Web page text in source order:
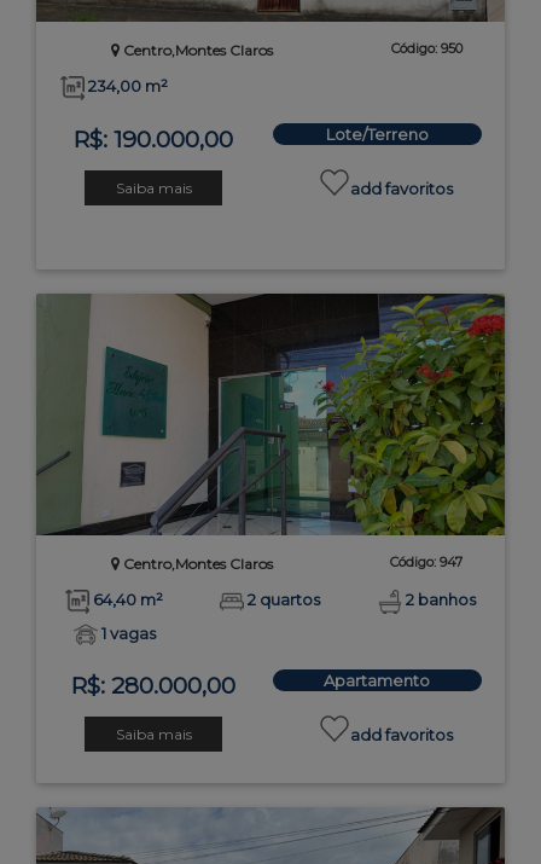
Centro,Montes Claros Código: 950
234,00 m²
R$: 190.000,00 Lote/Terreno
Saiba mais add favoritos
Centro,Montes Claros Código: 947
64,40 m² 2 quartos
2 banhos
1 vagas
R$: 280.000,00 Apartamento
Saiba mais add favoritos